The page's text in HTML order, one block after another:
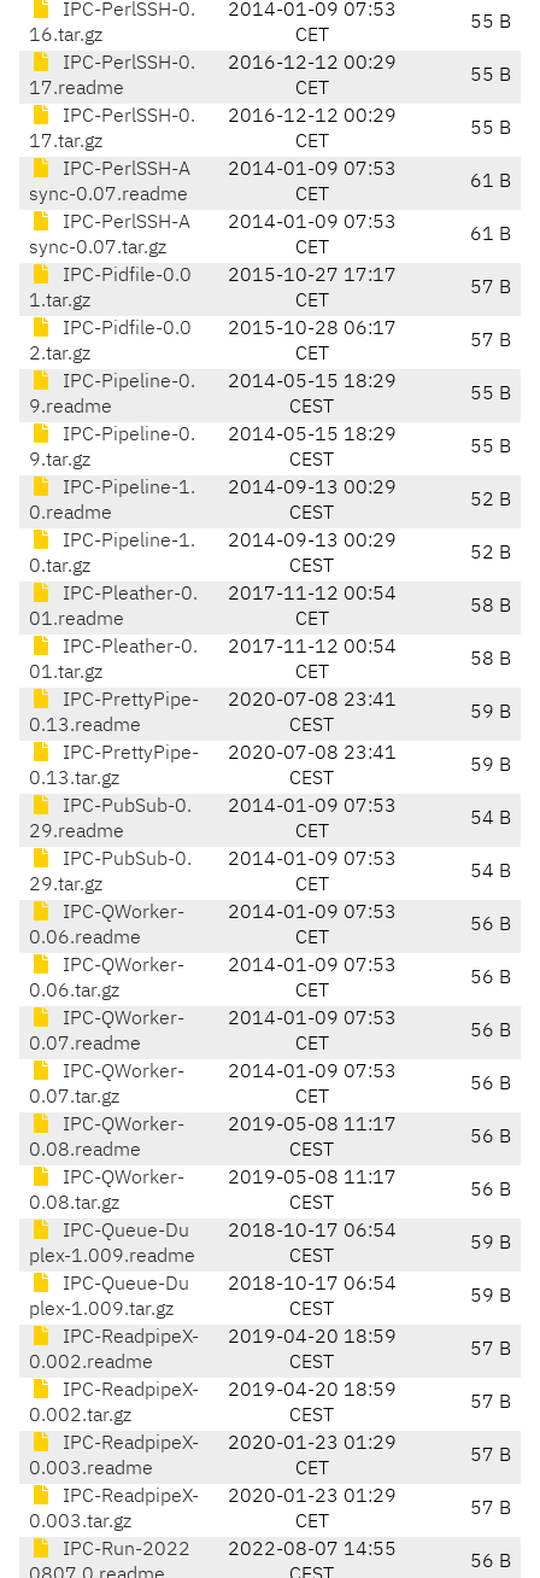
IPC-PerlSSH-0.
16.tar.gz
2014-01-09 07:53
CET
55 B
IPC-PerlSSH-0.
17.readme
2016-12-12 00:29
CET
55 B
IPC-PerlSSH-0.
17.tar.gz
2016-12-12 00:29
CET
55 B
IPC-PerlSSH-A
sync-0.07.readme
2014-01-09 07:53
CET
61 B
IPC-PerlSSH-A
sync-0.07.tar.gz
2014-01-09 07:53
CET
61 B
IPC-Pidfile-0.0
1.tar.gz
2015-10-27 17:17
CET
57 B
IPC-Pidfile-0.0
2.tar.gz
2015-10-28 06:17
CET
57 B
IPC-Pipeline-0.
9.readme
2014-05-15 18:29
CEST
55 B
IPC-Pipeline-0.
9.tar.gz
2014-05-15 18:29
CEST
55 B
IPC-Pipeline-1.
0.readme
2014-09-13 00:29
CEST
52 B
IPC-Pipeline-1.
0.tar.gz
2014-09-13 00:29
CEST
52 B
IPC-Pleather-0.
01.readme
2017-11-12 00:54
CET
58 B
IPC-Pleather-0.
01.tar.gz
2017-11-12 00:54
CET
58 B
IPC-PrettyPipe-
0.13.readme
2020-07-08 23:41
CEST
59 B
IPC-PrettyPipe-
0.13.tar.gz
2020-07-08 23:41
CEST
59 B
IPC-PubSub-0.
29.readme
2014-01-09 07:53
CET
54 B
IPC-PubSub-0.
29.tar.gz
2014-01-09 07:53
CET
54 B
IPC-QWorker-
0.06.readme
2014-01-09 07:53
CET
56 B
IPC-QWorker-
0.06.tar.gz
2014-01-09 07:53
CET
56 B
IPC-QWorker-
0.07.readme
2014-01-09 07:53
CET
56 B
IPC-QWorker-
0.07.tar.gz
2014-01-09 07:53
CET
56 B
IPC-QWorker-
0.08.readme
2019-05-08 11:17
CEST
56 B
IPC-QWorker-
0.08.tar.gz
2019-05-08 11:17
CEST
56 B
IPC-Queue-Du
plex-1.009.readme
2018-10-17 06:54
CEST
59 B
IPC-Queue-Du
plex-1.009.tar.gz
2018-10-17 06:54
CEST
59 B
IPC-ReadpipeX-
0.002.readme
2019-04-20 18:59
CEST
57 B
IPC-ReadpipeX-
0.002.tar.gz
2019-04-20 18:59
CEST
57 B
IPC-ReadpipeX-
0.003.readme
2020-01-23 01:29
CET
57 B
IPC-ReadpipeX-
0.003.tar.gz
2020-01-23 01:29
CET
57 B
IPC-Run-2022
2022-08-07 14:55
56 B